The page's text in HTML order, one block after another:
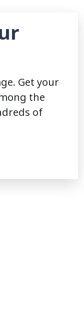
Get your
the
of